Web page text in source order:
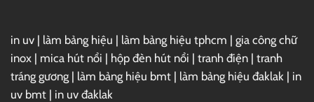
in uv | làm bảng hiệu | làm bảng hiệu tphcm | gia công chữ
inox | mica hút nổi | hộp đèn hút nổi | tranh điện | tranh
tráng gương | làm bảng hiệu bmt | làm bảng hiệu đaklak | in
uv bmt | in uv đaklak